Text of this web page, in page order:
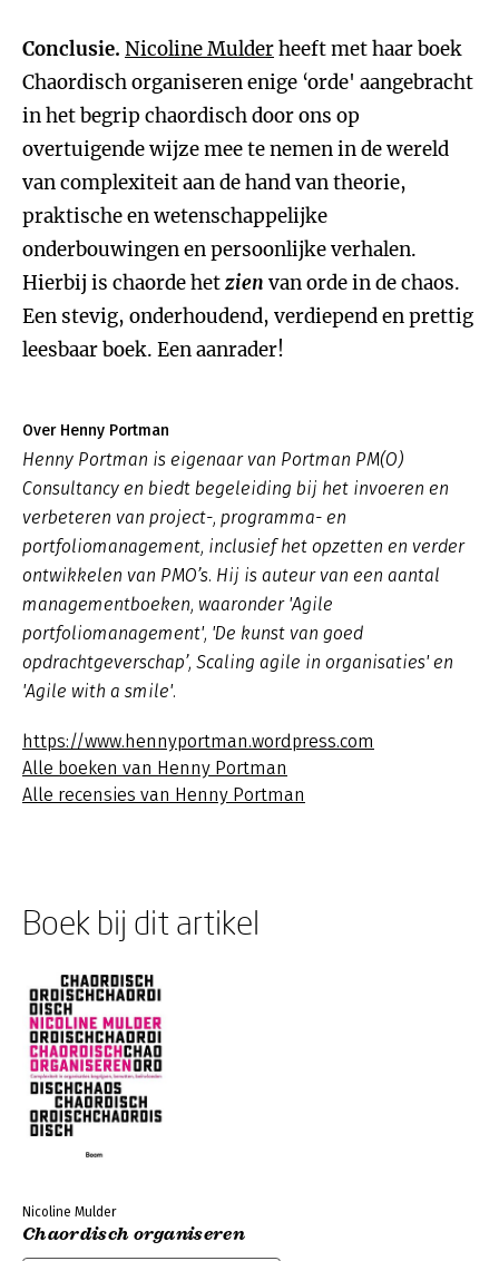
Conclusie. Nicoline Mulderheeft met haar boek
Chaordisch organiseren enige ‘orde' aangebracht
in het begrip chaordisch door ons op
overtuigende wijze mee te nemen in de wereld
van complexiteit aan de hand van theorie,
praktische en wetenschappelijke
onderbouwingen en persoonlijke verhalen.
Hierbij is chaorde hetzien van orde in de chaos.
Een stevig, onderhoudend, verdiepend en prettig
leesbaar boek. Een aanrader!
Over Henny Portman
Henny Portman is eigenaar van Portman PM(O)
Consultancy en biedt begeleiding bij het invoeren en
verbeteren van project-, programma- en
portfoliomanagement, inclusief het opzetten en verder
ontwikkelen van PMO’s. Hij is auteur van een aantal
managementboeken, waaronder 'Agile
portfoliomanagement', 'De kunst van goed
opdrachtgeverschap’, Scaling agile in organisaties' en
'Agile with a smile'.
https://www.hennyportman.wordpress.com
Alle boeken van Henny Portman
Alle recensies van Henny Portman
Boek bij dit artikel
Nicoline Mulder
Chaordisch organiseren